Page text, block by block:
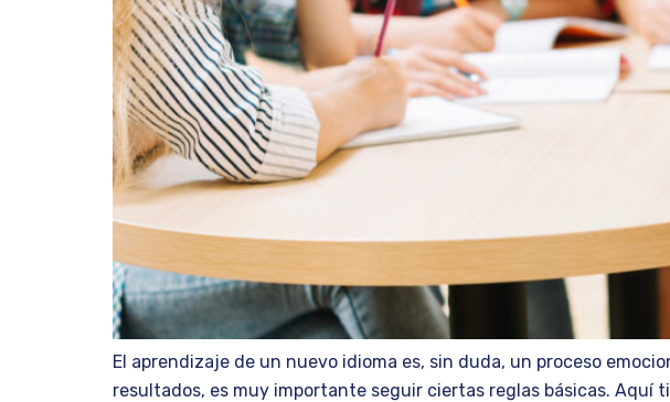
El aprendizaje de un nuevo idioma es, sin duda, un proceso
resultados, es muy importante seguir ciertas reglas básicas. Aquí